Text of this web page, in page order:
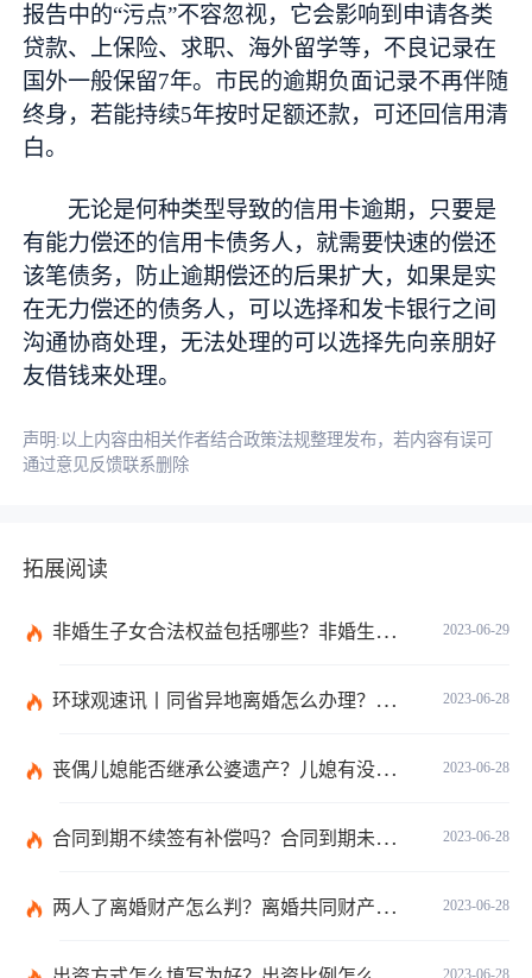
报告中的“污点”不容忽视，它会影响到申请各类
贷款、上保险、求职、海外留学等，不良记录在
国外一般保留7年。市民的逾期负面记录不再伴随
终身，若能持续5年按时足额还款，可还回信用清
白。
无论是何种类型导致的信用卡逾期，只要是
有能力偿还的信用卡债务人，就需要快速的偿还
该笔债务，防止逾期偿还的后果扩大，如果是实
在无力偿还的债务人，可以选择和发卡银行之间
沟通协商处理，无法处理的可以选择先向亲朋好
友借钱来处理。
声明:以上内容由相关作者结合政策法规整理发布，若内容有误可
通过意见反馈联系删除
拓展阅读
2023-06-29
非婚生子女合法权益包括哪些？非婚生子女继承财产的条件是什么？ 全球热点评
2023-06-28
环球观速讯丨同省异地离婚怎么办理？夫妻异地离婚须准备哪些资料？
2023-06-28
丧偶儿媳能否继承公婆遗产？儿媳有没有赡养老人的义务？
2023-06-28
合同到期不续签有补偿吗？合同到期未提前30天通知怎么赔偿？ 当前速看
2023-06-28
两人了离婚财产怎么判？离婚共同财产有哪些？_焦点快报
2023-06-28